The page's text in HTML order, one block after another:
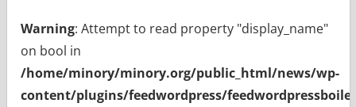
Warning: Attempt to read property "display_name"
on bool in
/home/minory/minory.org/public_html/news/wp-
content/plugins/feedwordpress/